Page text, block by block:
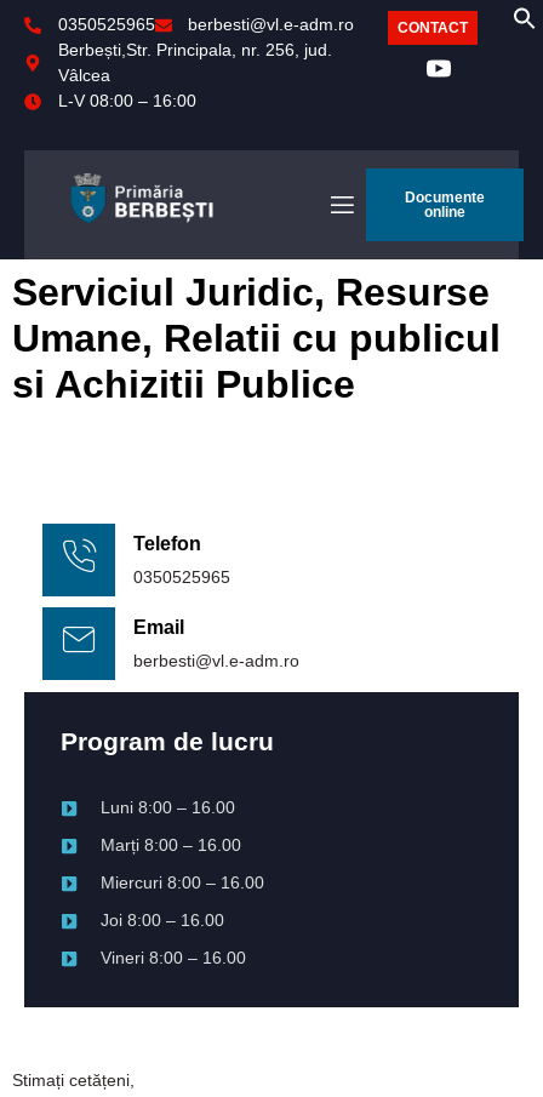
0350525965
berbesti@vl.e-adm.ro
Berbești,Str. Principala, nr. 256, jud.
Vâlcea
L-V 08:00 – 16:00
CONTACT
Documente
online
Serviciul Juridic, Resurse
Umane, Relatii cu publicul
si Achizitii Publice
Telefon
0350525965
Email
berbesti@vl.e-adm.ro
Program de lucru
Luni 8:00 – 16.00
Marți 8:00 – 16.00
Miercuri 8:00 – 16.00
Joi 8:00 – 16.00
Vineri 8:00 – 16.00
Stimați cetățeni,